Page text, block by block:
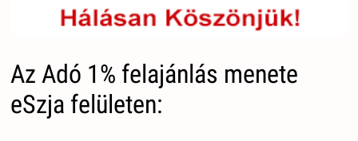
Az Adó 1% felajánlás menete
eSzja felületen: